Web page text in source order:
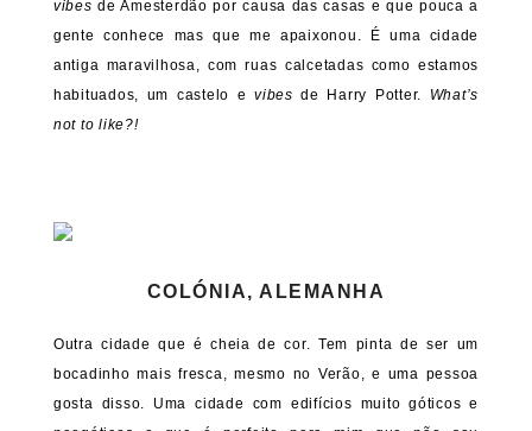
vibes de Amesterdão por causa das casas e que pouca a
gente conhece mas que me apaixonou. É uma cidade
antiga maravilhosa, com ruas calcetadas como estamos
habituados, um castelo e vibes de Harry Potter. What’s
not to like?!
COLÓNIA, ALEMANHA
Outra cidade que é cheia de cor. Tem pinta de ser um
bocadinho mais fresca, mesmo no Verão, e uma pessoa
gosta disso. Uma cidade com edifícios muito góticos e